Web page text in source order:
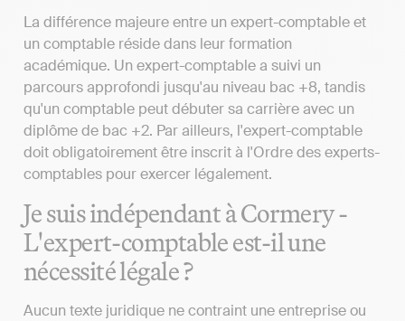
La différence majeure entre un expert-comptable et
un comptable réside dans leur formation
académique. Un expert-comptable a suivi un
parcours approfondi jusqu'au niveau bac +8, tandis
qu'un comptable peut débuter sa carrière avec un
diplôme de bac +2. Par ailleurs, l'expert-comptable
doit obligatoirement être inscrit à l'Ordre des experts-
comptables pour exercer légalement.
Je suis indépendant à Cormery -
L'expert-comptable est-il une
nécessité légale ?
Aucun texte juridique ne contraint une entreprise ou